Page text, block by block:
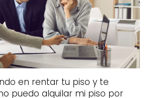
en rentar tu piso y te
puedo alquilar mi piso por